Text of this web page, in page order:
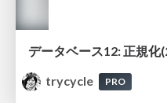
trycycle
PRO